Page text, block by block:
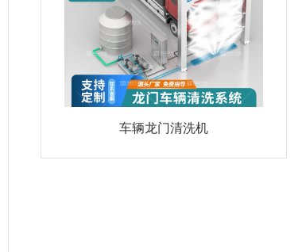
车辆龙门清洗机